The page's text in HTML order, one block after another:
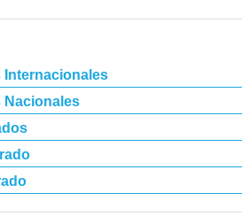
Internacionales
Nacionales